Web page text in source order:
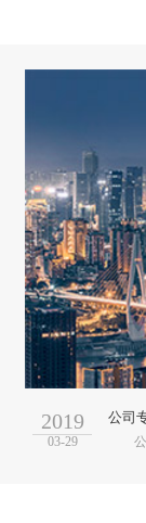
2019
03-29
公司
公司